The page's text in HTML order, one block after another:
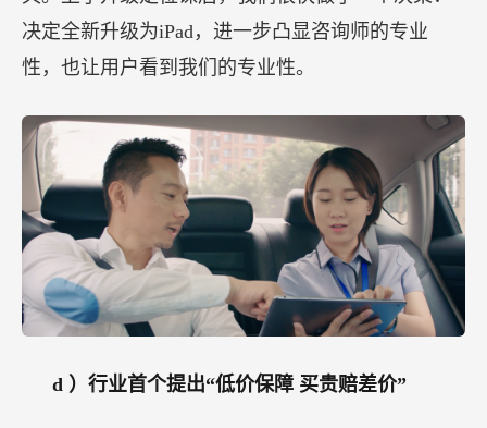
决定全新升级为iPad，进一步凸显咨询师的专业
性，也让用户看到我们的专业性。
d ）行业首个提出“低价保障 买贵赔差价”